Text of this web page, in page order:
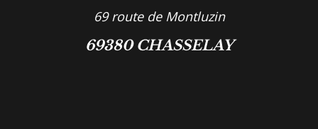
69 route de Montluzin
69380 CHASSELAY